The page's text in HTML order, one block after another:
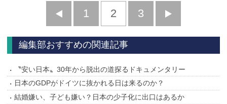
前
へ
1 2 3
へ
編集部おすすめの関連記事
〝安い日本〟30年から脱出の道探るドキュメンタリー
日本のGDPがドイツに抜かれる日は来るのか？
結婚嫌い、子ども嫌い？日本の少子化に出口はあるか